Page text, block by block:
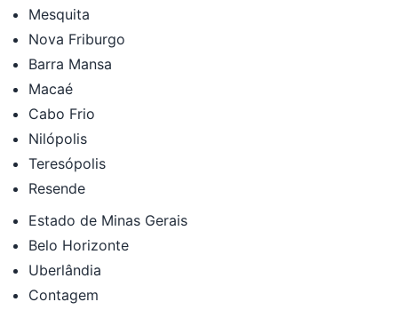
Mesquita
Nova Friburgo
Barra Mansa
Macaé
Cabo Frio
Nilópolis
Teresópolis
Resende
Estado de Minas Gerais
Belo Horizonte
Uberlândia
Contagem